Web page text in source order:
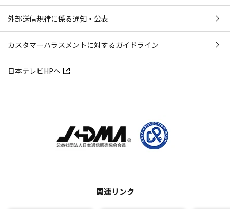
外部送信規律に係る通知・公表
カスタマーハラスメントに対するガイドライン
日本テレビHPへ
関連リンク